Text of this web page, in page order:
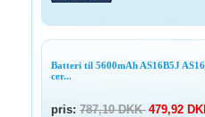
Batteri til 5600mAh AS16B5J
cer...
pris: 787,10 DKK 479,92